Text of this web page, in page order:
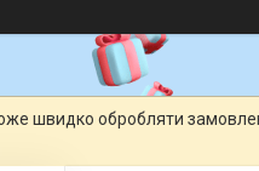
швидко обробляти